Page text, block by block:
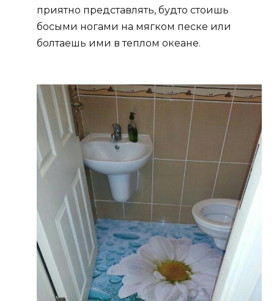
приятно представлять, будто стоишь
босыми ногами на мягком песке или
болтаешь ими в теплом океане.